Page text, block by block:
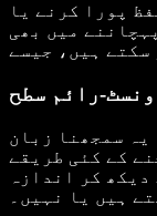
پورا کرنے یا
میں بھی
رائم سطح
یہ سمجھنا زبان
کے کئی طریقے
کر اندازہ